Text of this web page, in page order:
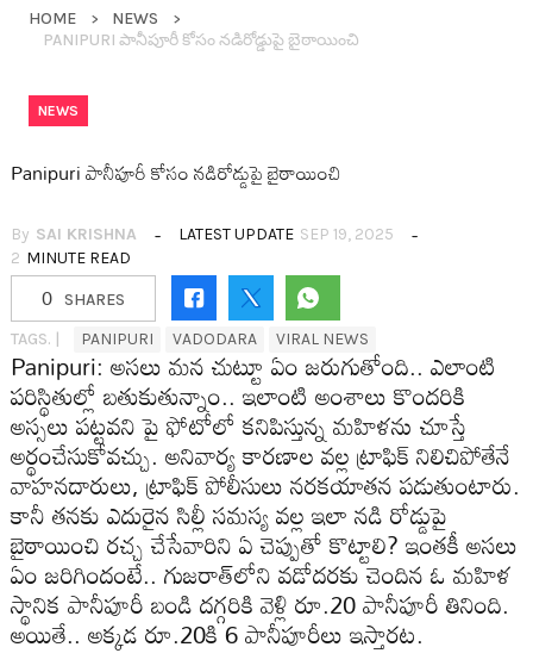
HOME
NEWS
PANIPURI పానీపూరీ కోసం న‌డిరోడ్డుపై బైఠాయించి
NEWS
Panipuri పానీపూరీ కోసం న‌డిరోడ్డుపై బైఠాయించి
By SAI KRISHNA LATEST UPDATE SEP 19, 2025
2 MINUTE READ
0
SHARES
TAGS. |
PANIPURI VADODARA VIRAL NEWS
Panipuri: అస‌లు మ‌న చుట్టూ ఏం జ‌రుగుతోంది.. ఎలాంటి
ప‌రిస్థితుల్లో బ‌తుకుతున్నాం.. ఇలాంటి అంశాలు కొంద‌రికి
అస్స‌లు ప‌ట్ట‌వ‌ని పై ఫోటోలో క‌నిపిస్తున్న మ‌హిళ‌ను చూస్తే
అర్థంచేసుకోవ‌చ్చు. అనివార్య కార‌ణాల వ‌ల్ల ట్రాఫిక్ నిలిచిపోతేనే
వాహ‌నదారులు, ట్రాఫిక్ పోలీసులు న‌ర‌క‌యాత‌న ప‌డుతుంటారు.
కానీ త‌న‌కు ఎదురైన సిల్లీ స‌మ‌స్య వ‌ల్ల ఇలా న‌డి రోడ్డుపై
బైఠాయించి ర‌చ్చ చేసేవారిని ఏ చెప్పుతో కొట్టాలి? ఇంత‌కీ అస‌లు
ఏం జ‌రిగిందంటే.. గుజ‌రాత్‌లోని వ‌డోద‌ర‌కు చెందిన ఓ మ‌హిళ
స్థానిక పానీపూరీ బండి ద‌గ్గ‌రికి వెళ్లి రూ.20 పానీపూరీ తినింది.
అయితే.. అక్క‌డ రూ.20కి 6 పానీపూరీలు ఇస్తార‌ట‌.